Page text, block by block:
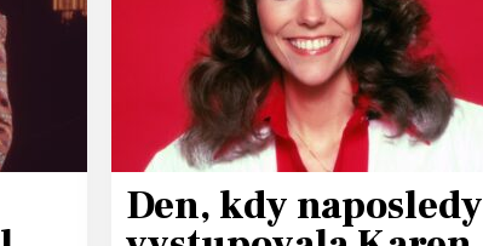
Den, kdy naposledy